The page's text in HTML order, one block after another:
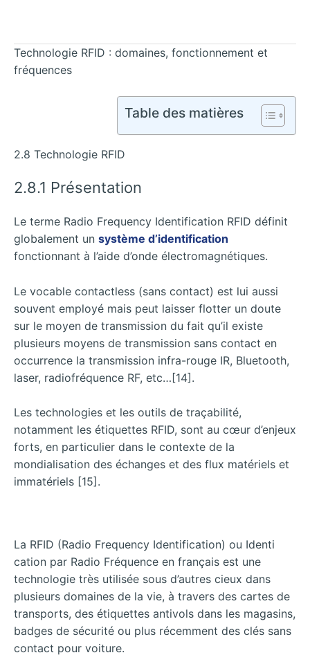
Technologie RFID : domaines, fonctionnement et
fréquences
Table des matières
2.8 Technologie RFID
2.8.1 Présentation
Le terme Radio Frequency Identification RFID définit
globalement un système d’identification
fonctionnant à l’aide d’onde électromagnétiques.
Le vocable contactless (sans contact) est lui aussi
souvent employé mais peut laisser flotter un doute
sur le moyen de transmission du fait qu’il existe
plusieurs moyens de transmission sans contact en
occurrence la transmission infra-rouge IR, Bluetooth,
laser, radiofréquence RF, etc…[14].
Les technologies et les outils de traçabilité,
notamment les étiquettes RFID, sont au cœur d’enjeux
forts, en particulier dans le contexte de la
mondialisation des échanges et des flux matériels et
immatériels [15].
La RFID (Radio Frequency Identification) ou Identi
cation par Radio Fréquence en français est une
technologie très utilisée sous d’autres cieux dans
plusieurs domaines de la vie, à travers des cartes de
transports, des étiquettes antivols dans les magasins,
badges de sécurité ou plus récemment des clés sans
contact pour voiture.